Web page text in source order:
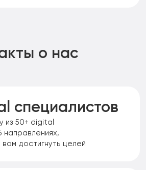
о нас
специалистов
из 50+ digital
направлениях,
достигнуть целей